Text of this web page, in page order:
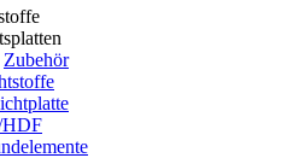
Zubehör